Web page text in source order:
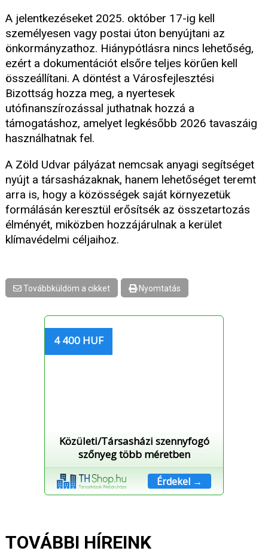
A jelentkezéseket 2025. október 17-ig kell
személyesen vagy postai úton benyújtani az
önkormányzathoz. Hiánypótlásra nincs lehetőség,
ezért a dokumentációt elsőre teljes körűen kell
összeállítani. A döntést a Városfejlesztési
Bizottság hozza meg, a nyertesek
utófinanszírozással juthatnak hozzá a
támogatáshoz, amelyet legkésőbb 2026 tavaszáig
használhatnak fel.
A Zöld Udvar pályázat nemcsak anyagi segítséget
nyújt a társasházaknak, hanem lehetőséget teremt
arra is, hogy a közösségek saját környezetük
formálásán keresztül erősítsék az összetartozás
élményét, miközben hozzájárulnak a kerület
klímavédelmi céljaihoz.
Továbbküldöm a cikket Nyomtatás
4 400 HUF
Közületi/Társasházi szennyfogó
szőnyeg több méretben
Érdekel →
TOVÁBBI HÍREINK